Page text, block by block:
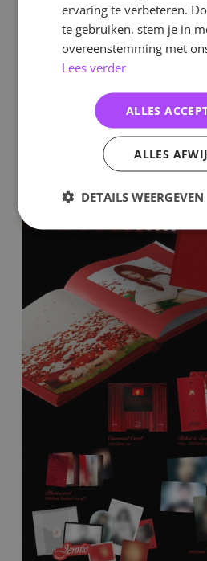
ervaring te verbeteren.
te gebruiken, stem je in
overeenstemming met
Lees verder
ALLES
ALLES
DETAILS WEERGEVEN